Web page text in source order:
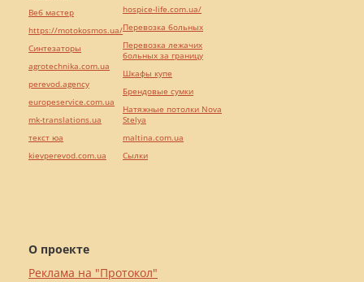
О проекте
Реклама на "Протокол"
Веб мастер
https://motokosmos.ua/
Синтезаторы
agrotechnika.com.ua
perevod.agency
europeservice.com.ua
mk-translations.ua
текст юа
kievperevod.com.ua
hospice-life.com.ua/
Перевозка больных
Перевозка лежачих
больных за границу
Шкафы купе
Брендовые сумки
Натяжные потолки Nova
Stelya
maltina.com.ua
Cылки